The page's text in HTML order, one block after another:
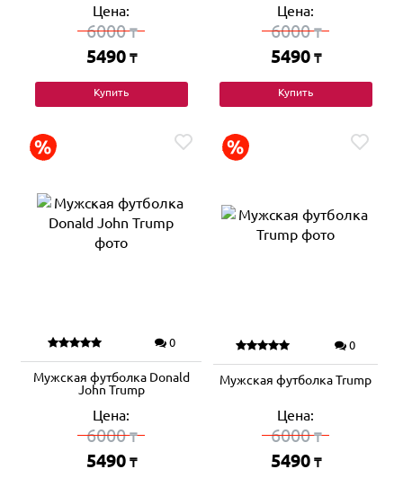
Цена:
6000₸
5490 ₸
Купить
Цена:
6000₸
5490 ₸
Купить
0
Мужская футболка Donald
John Trump
Цена:
6000₸
5490 ₸
0
Мужская футболка Trump
Цена:
6000₸
5490 ₸